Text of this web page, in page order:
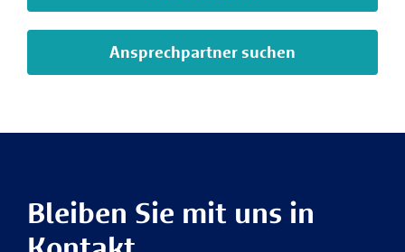
Ansprechpartner suchen
Bleiben Sie mit uns in